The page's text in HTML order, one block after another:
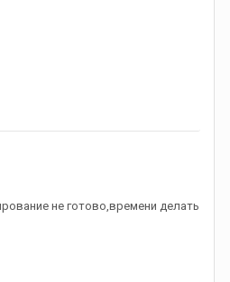
не готово,времени делать